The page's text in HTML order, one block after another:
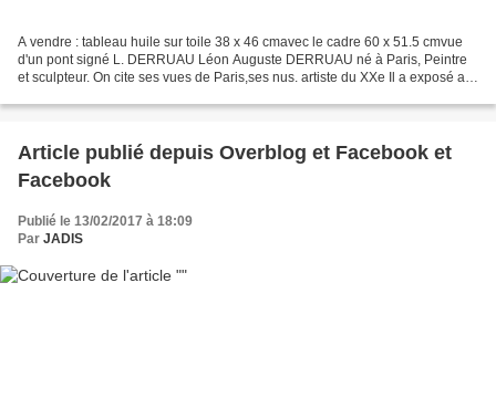
A vendre : tableau huile sur toile 38 x 46 cmavec le cadre 60 x 51.5 cmvue
d'un pont signé L. DERRUAU Léon Auguste DERRUAU né à Paris, Peintre
et sculpteur. On cite ses vues de Paris,ses nus. artiste du XXe Il a exposé au
Article publié depuis Overblog et Facebook et
Facebook
Publié le 13/02/2017 à 18:09
Par JADIS